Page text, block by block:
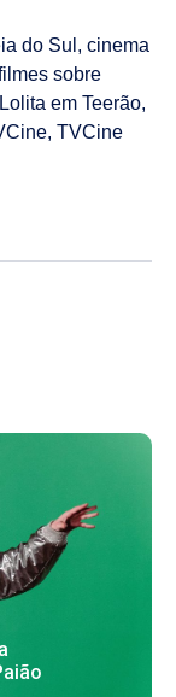
do Sul , cinema
sobre
em Teerão,
, TVCine